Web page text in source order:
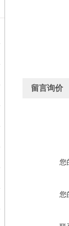
留言询价
您
您